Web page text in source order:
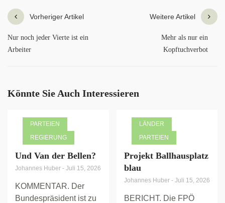
Vorheriger Artikel
Nur noch jeder Vierte ist ein
Arbeiter
Weitere Artikel
Mehr als nur ein
Kopftuchverbot
Könnte Sie Auch Interessieren
PARTEIEN
REGIERUNG
Und Van der Bellen?
Johannes Huber - Juli 15, 2026
KOMMENTAR. Der
Bundespräsident ist zu
LÄNDER
PARTEIEN
Projekt Ballhausplatz
blau
Johannes Huber - Juli 15, 2026
BERICHT. Die FPÖ